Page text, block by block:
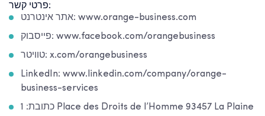
פרטי קשר:
אתר אינטרנט: www.orange-business.com
פייסבוק: www.facebook.com/orangebusiness
טוויטר: x.com/orangebusiness
LinkedIn: www.linkedin.com/company/orange-
business-services
כתובת: 1 Place des Droits de l’Homme 93457 La Plaine